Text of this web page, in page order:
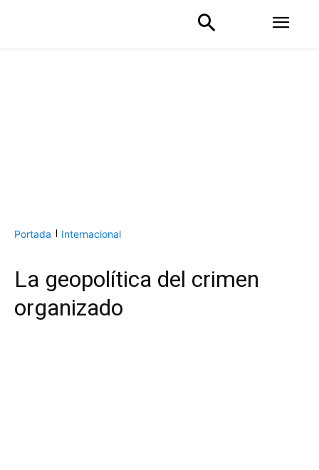
Portada Internacional
La geopolítica del crimen
organizado